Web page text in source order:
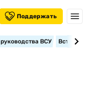
Поддержать
ВСУ